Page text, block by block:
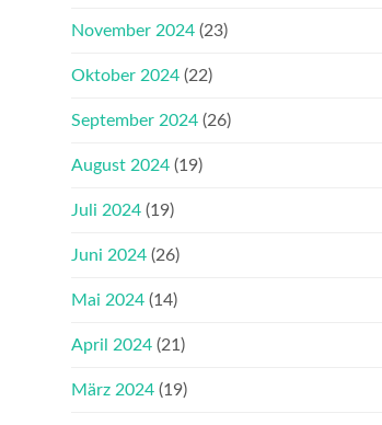
November 2024 (23)
Oktober 2024 (22)
September 2024 (26)
August 2024 (19)
Juli 2024 (19)
Juni 2024 (26)
Mai 2024 (14)
April 2024 (21)
März 2024 (19)